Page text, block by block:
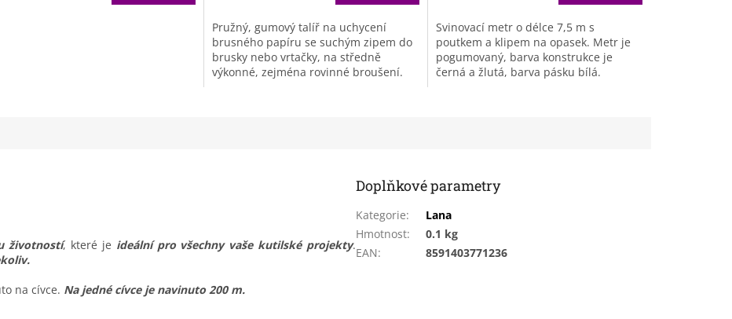
Pružný, gumový talíř na uchycení
brusného papíru se suchým zipem do
brusky nebo vrtačky, na středně
výkonné, zejména rovinné broušení.
Svinovací metr o délce 7,5 m s
poutkem a klipem na opasek. Metr je
pogumovaný, barva konstrukce je
černá a žlutá, barva pásku bílá.
životností, které je ideální pro všechny vaše kutilské projekty.
na cívce. Na jedné cívce je navinuto 200 m.
Doplňkové parametry
Kategorie:
Lana
Hmotnost:
0.1 kg
EAN: 8591403771236